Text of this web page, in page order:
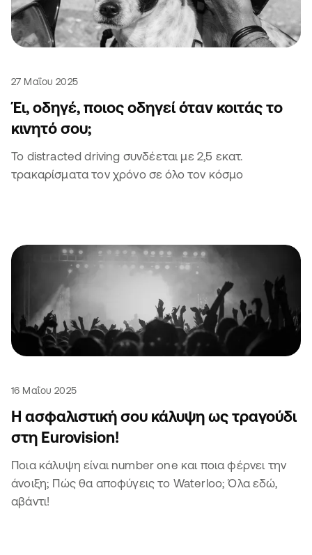
27 Μαΐου 2025
Έι, οδηγέ, ποιος οδηγεί όταν κοιτάς το
κινητό σου;
Το distracted driving συνδέεται με 2,5 εκατ.
τρακαρίσματα τον χρόνο σε όλο τον κόσμο
16 Μαΐου 2025
Η ασφαλιστική σου κάλυψη ως τραγούδι
στη Eurovision!
Ποια κάλυψη είναι number one και ποια φέρνει την
άνοιξη; Πώς θα αποφύγεις το Waterloo; Όλα εδώ,
αβάντι!